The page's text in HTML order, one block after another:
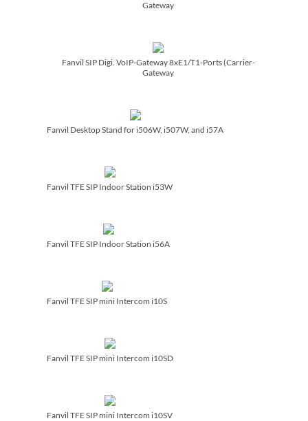
Gateway
Fanvil SIP Digi. VoIP-Gateway 8xE1/­T1-Ports (Carrier-
Gateway
Fanvil Desktop Stand for i506W, i507W, and i57A
Fanvil TFE SIP Indoor Station i53W
Fanvil TFE SIP Indoor Station i56A
Fanvil TFE SIP mini Intercom i10S
Fanvil TFE SIP mini Intercom i10SD
Fanvil TFE SIP mini Intercom i10SV